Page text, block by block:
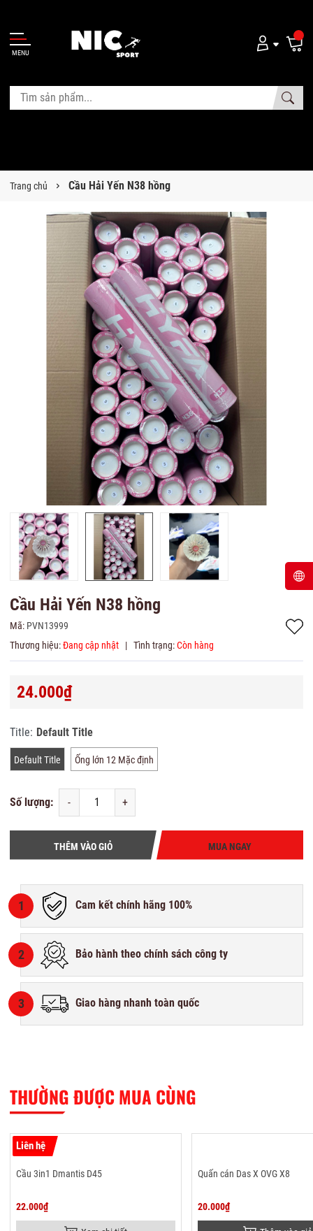
MENU
Trang chủ Cầu Hải Yến N38 hồng
Cầu Hải Yến N38 hồng
Mã: PVN13999
Thương hiệu:Đang cập nhật | Tình trạng:Còn hàng
24.000₫
Title: Default Title
Default Title Ống lớn 12 Mặc định
Số lượng: - +
THÊM VÀO GIỎ MUA NGAY
1 Cam kết chính hãng 100%
2 Bảo hành theo chính sách công ty
3 Giao hàng nhanh toàn quốc
THƯỜNG ĐƯỢC MUA CÙNG
Liên hệ
Cầu 3in1 Dmantis D45
22.000₫
Quấn cán Das X OVG X8
20.000₫